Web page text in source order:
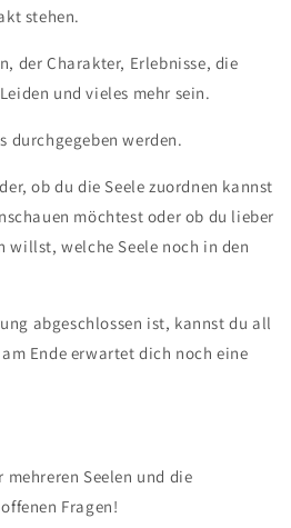
stehen.
der Charakter, Erlebnisse, die
und vieles mehr sein.
durchgegeben werden.
ob du die Seele zuordnen kannst
möchtest oder ob du lieber
willst, welche Seele noch in den
abgeschlossen ist, kannst du all
Ende erwartet dich noch eine
Seelen und die
Fragen!